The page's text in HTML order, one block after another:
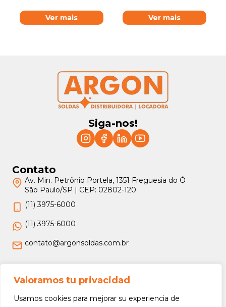
Valoramos tu privacidad
Usamos cookies para mejorar su experiencia de
Ver mais Ver mais
Siga-nos!
Contato
Av. Min. Petrônio Portela, 1351 Freguesia do Ó
São Paulo/SP | CEP: 02802-120
(11) 3975-6000
(11) 3975-6000
contato@argonsoldas.com.br
Jurídico
Termos e Condições
Política de Privacidade